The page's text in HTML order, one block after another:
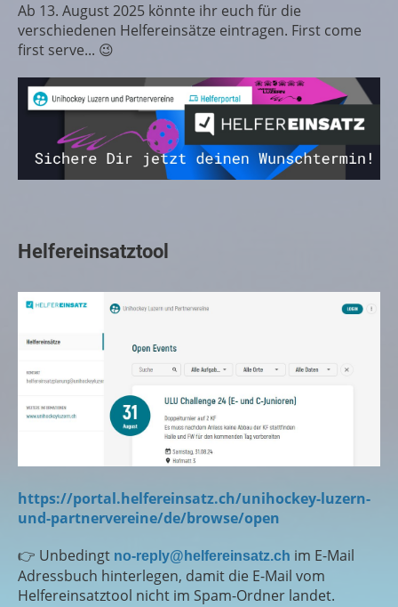
Ab 13. August 2025 könnte ihr euch für die
verschiedenen Helfereinsätze eintragen. First come
first serve... 😉
Helfereinsatztool
https://portal.helfereinsatz.ch/unihockey-luzern-
und-partnervereine/de/browse/open
👉 Unbedingt no-reply@helfereinsatz.ch im E-Mail
Adressbuch hinterlegen, damit die E-Mail vom
Helfereinsatztool nicht im Spam-Ordner landet.